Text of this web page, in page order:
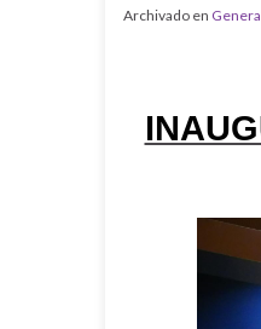
Archivado en